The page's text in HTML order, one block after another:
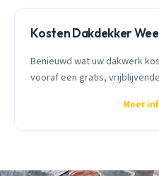
Kosten Dakdekker
Benieuwd wat uw dakwerk
vooraf een gratis,
Meer